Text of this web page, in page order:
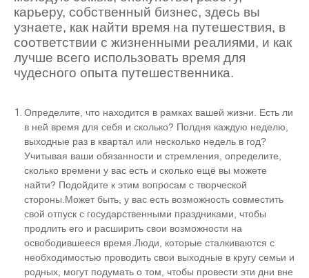
карьеру, собственный бизнес, здесь вы
узнаете, как найти время на путешествия, в
соответствии с жизненными реалиями, и как
лучше всего использовать время для
чудесного опыта путешественника.
Определите, что находится в рамках вашей жизни. Есть ли
в ней время для себя и сколько? Полдня каждую неделю,
выходные раз в квартал или несколько недель в год?
Учитывая ваши обязанности и стремления, определите,
сколько времени у вас есть и сколько ещё вы можете
найти? Подойдите к этим вопросам с творческой
стороны. Может быть, у вас есть возможность совместить
свой отпуск с государственными праздниками, чтобы
продлить его и расширить свои возможности на
освободившееся время.Люди, которые сталкиваются с
необходимостью проводить свои выходные в кругу семьи и
родных, могут подумать о том, чтобы провести эти дни вне